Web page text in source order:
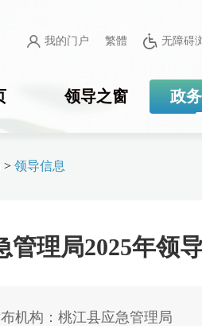
我的门户 繁體 无障碍
领导之窗 政
> 领导信息
管理局2025年领
机构：桃江县应急管理局